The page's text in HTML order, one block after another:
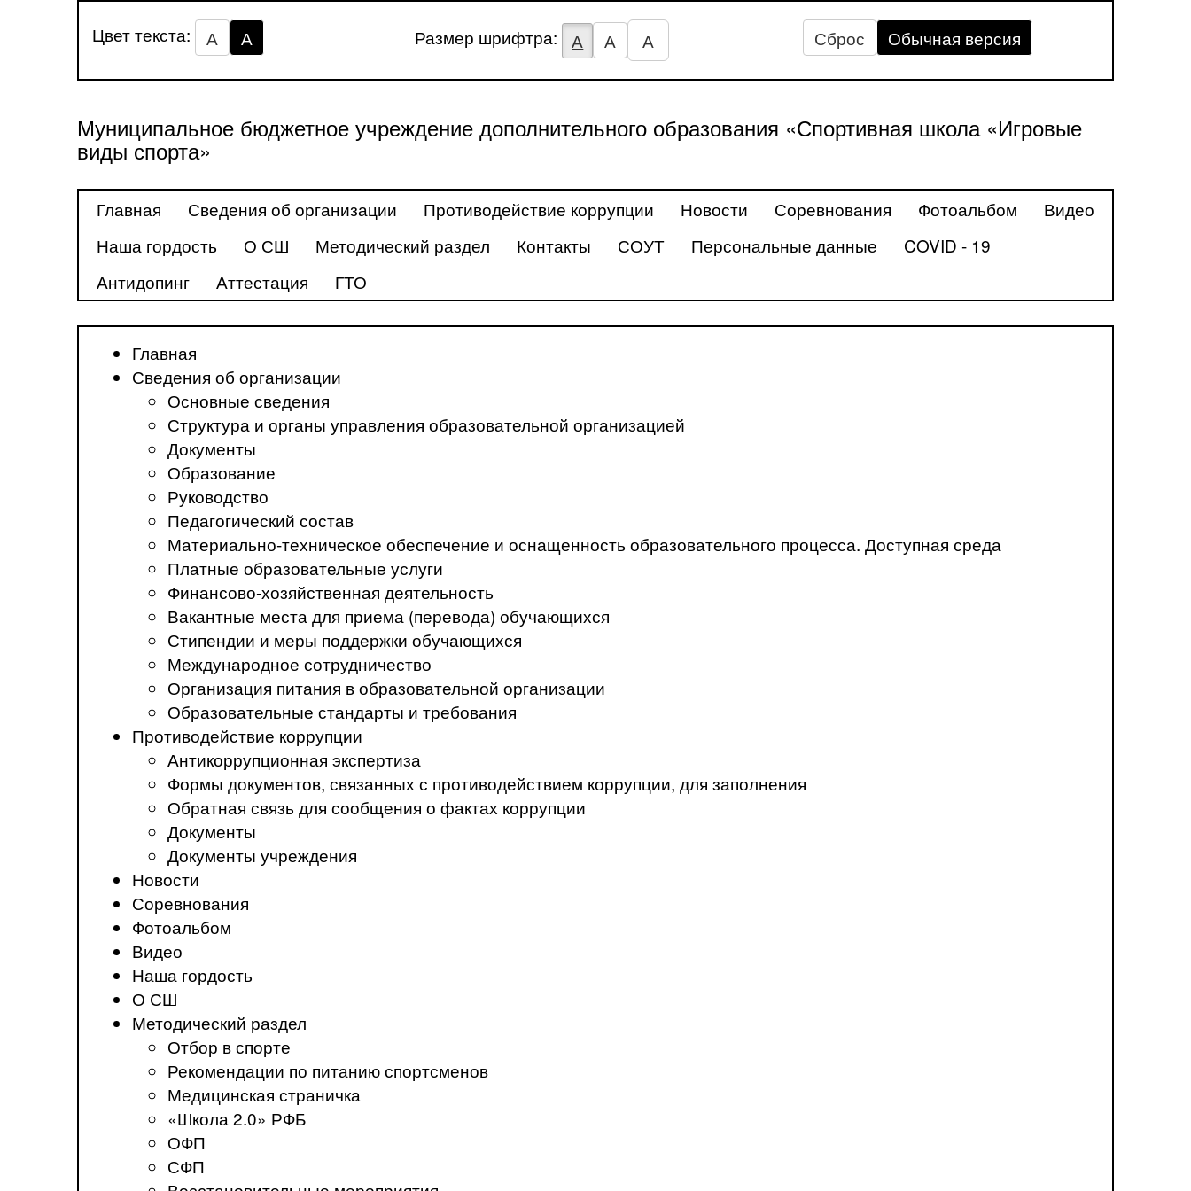
Цвет текста: А А Размер шрифтра: А А А Сброс Обычная версия
Муниципальное бюджетное учреждение дополнительного образования «Спортивная школа «Игровые
виды спорта»
Главная Сведения об организации Противодействие коррупции Новости Соревнования Фотоальбом
Видео
Наша гордость
О СШ Методический раздел Контакты СОУТ Персональные данные
COVID - 19
Антидопинг
Аттестация ГТО
Главная
Сведения об организации
Основные сведения
Структура и органы управления образовательной организацией
Документы
Образование
Руководство
Педагогический состав
Материально-техническое обеспечение и оснащенность образовательного процесса. Доступная среда
Платные образовательные услуги
Финансово-хозяйственная деятельность
Вакантные места для приема (перевода) обучающихся
Стипендии и меры поддержки обучающихся
Международное сотрудничество
Организация питания в образовательной организации
Образовательные стандарты и требования
Противодействие коррупции
Антикоррупционная экспертиза
Формы документов, связанных с противодействием коррупции, для заполнения
Обратная связь для сообщения о фактах коррупции
Документы
Документы учреждения
Новости
Соревнования
Фотоальбом
Видео
Наша гордость
О СШ
Методический раздел
Отбор в спорте
Рекомендации по питанию спортсменов
Медицинская страничка
«Школа 2.0» РФБ
ОФП
СФП